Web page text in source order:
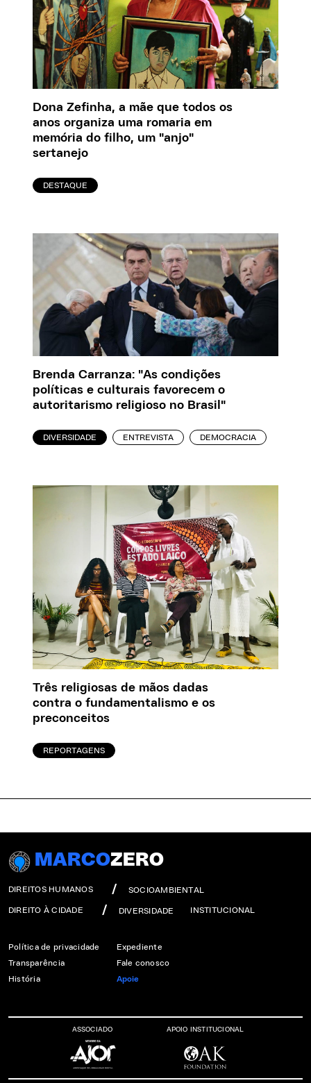
Dona Zefinha, a mãe que todos os
anos organiza uma romaria em
memória do filho, um "anjo"
sertanejo
DESTAQUE
Brenda Carranza: "As condições
políticas e culturais favorecem o
autoritarismo religioso no Brasil"
DIVERSIDADE ENTREVISTA DEMOCRACIA
Três religiosas de mãos dadas
contra o fundamentalismo e os
preconceitos
REPORTAGENS
MARCOZERO
DIREITOS HUMANOS SOCIOAMBIENTAL
DIREITO À CIDADE DIVERSIDADE INSTITUCIONAL
Política de privacidade
Transparência
História
Expediente
Fale conosco
Apoie
ASSOCIADO APOIO INSTITUCIONAL